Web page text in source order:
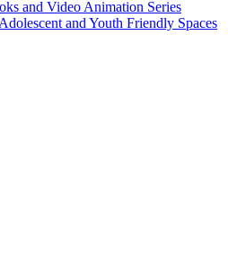
and Video Animation Series
and Youth Friendly Spaces